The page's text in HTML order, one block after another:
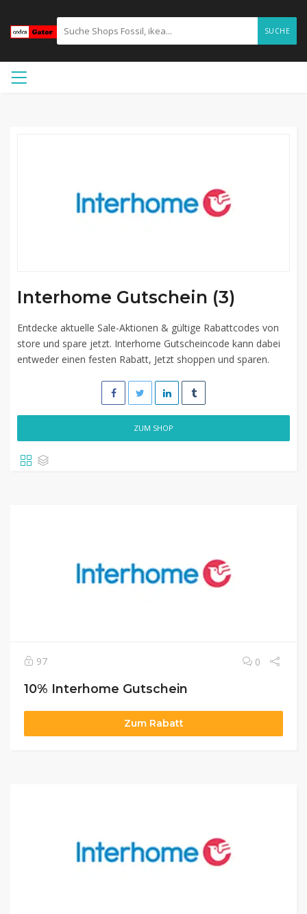
SUCHE
Interhome Gutschein (3)
Entdecke aktuelle Sale-Aktionen & gültige Rabattcodes von
store und spare jetzt. Interhome Gutscheincode kann dabei
entweder einen festen Rabatt, Jetzt shoppen und sparen.
ZUM SHOP
97 0
10% Interhome Gutschein
Zum Rabatt